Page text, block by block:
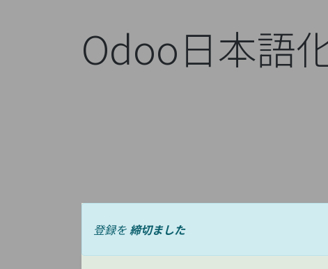
Odoo日本語
登録を締切ました